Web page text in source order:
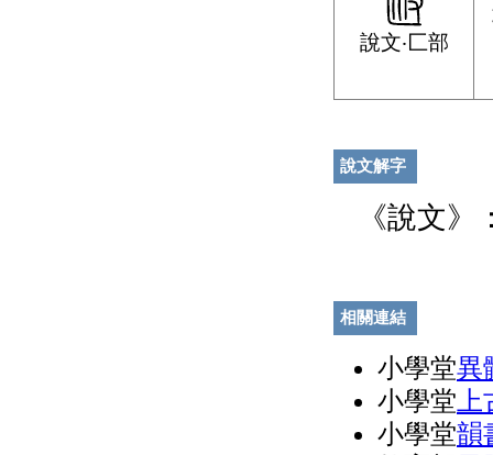
說文‧匚部
說文解字
《說文》
相關連結
小學堂異
小學堂
小學堂韻